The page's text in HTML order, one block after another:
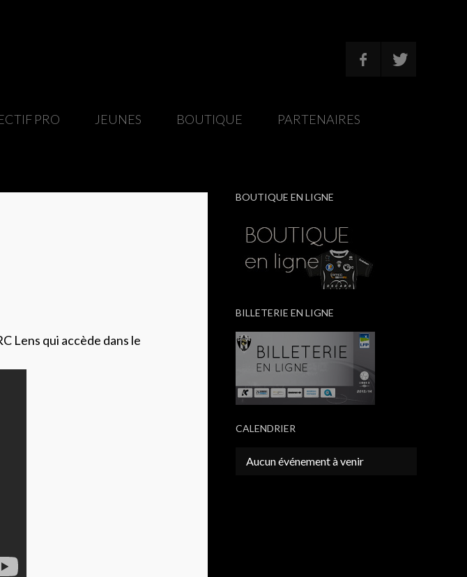
PRO JEUNES BOUTIQUE PARTENAIRES
Lens qui accède dans le
BOUTIQUE EN LIGNE
BILLETERIE EN LIGNE
CALENDRIER
Aucun événement à venir